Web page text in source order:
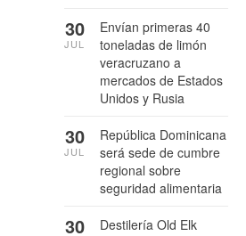
Envían primeras 40
toneladas de limón
veracruzano a
mercados de Estados
Unidos y Rusia
30
JUL
República Dominicana
será sede de cumbre
regional sobre
seguridad alimentaria
30
JUL
Destilería Old Elk
30